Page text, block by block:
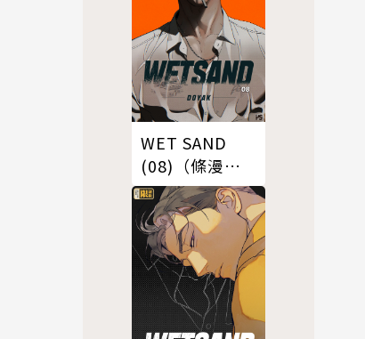
WET SAND
(08)（條漫
版）